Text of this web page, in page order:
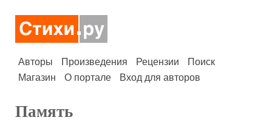
Авторы Произведения Рецензии
Поиск
Магазин
О портале Вход для авторов
Память